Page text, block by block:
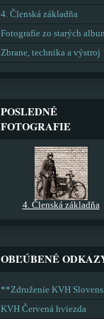
4. Členská základňa
Fotografie zo starých
Zbrane, technika a výstroj
POSLEDNÉ
FOTOGRAFIE
4. Členská základňa
OBĽÚBENÉ
**Združenie KVH
KVH Červená hviezda